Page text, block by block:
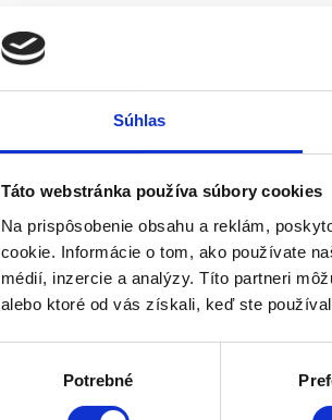
Súhlas
Táto webstránka používa súbory cookies
Na prispôsobenie obsahu a reklám,
cookie. Informácie o tom, ako používate
médií, inzercie a analýzy. Títo partneri
alebo ktoré od vás získali, keď ste
Potrebné